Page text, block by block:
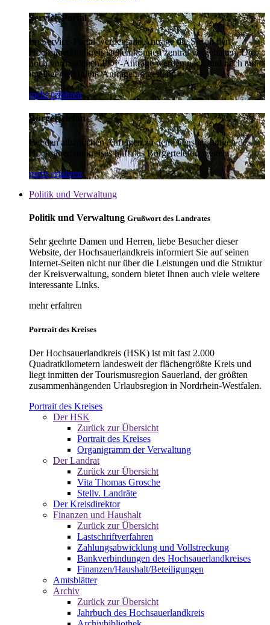
Service-Portal
Im Service-Portal werden alle Anträge die Sie an den
Hochsauerlandkreis stellen können zentral vorgehalten. Die
noch vorhandenen PDF-Anträge werden nach und nach auf
intelligente Online-Anträge umgestellt.
mehr erfahren
Bürgertelefon
Bei den alltäglichen Anfragen zu den Dienstleistungen des
Hochsauerlandkreises hilft das Bürgertelefon weiter.
mehr erfahren
Politik und Verwaltung
Politik und Verwaltung Grußwort des Landrates
Sehr geehrte Damen und Herren, liebe Besucher dieser
Website, der Hochsauerlandkreis informiert Sie auf seinen
Internet-Seiten nicht nur über die Leistungen und die Struktur
der Kreisverwaltung, sondern bietet Ihnen auch viele weitere
interessante Links.
mehr erfahren
Portrait des Kreises
Der Hochsauerlandkreis (HSK) ist mit fast 2.000
Quadratkilometern landesweit der flächengrößte Kreis und
liegt inmitten der Tourismusregion Sauerland, der größten
zusammenhängenden Urlaubsregion in Nordrhein-Westfalen.
Portrait des Kreises
Der HSK
Zurück zur Übersicht
Portrait des Kreises
Organigramm der Verwaltung
Der Landrat
Zurück zur Übersicht
Vita Thomas Grosche
Stellv. Landräte
Der Kreisdirektor
Finanzen und Haushalt
Zurück zur Übersicht
Lastschriftverfahren
Zahlungsabwicklung und Vollstreckung
Bankverbindungen des Hochsauerlandkreises
Finanzen/Haushalt/Beteiligungen
Amtsblätter
Archiv
Zurück zur Übersicht
Jahrbuch des Hochsauerlandkreis